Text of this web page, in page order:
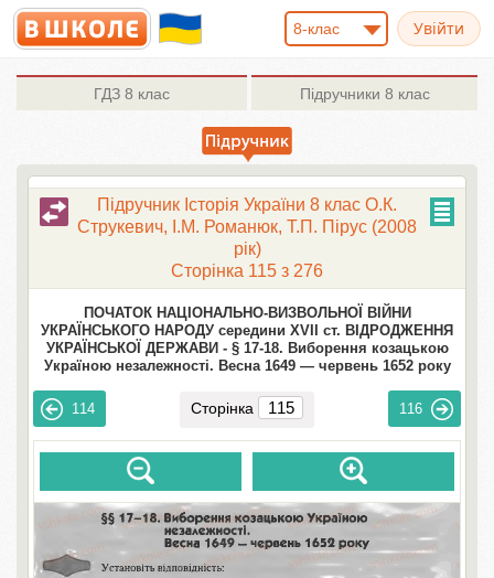
8-клас
ГДЗ 8 клас Підручники 8 клас
Підручник Історія України 8 клас О.К.
Струкевич, І.М. Романюк, Т.П. Пірус (2008
рік)
Сторінка 115 з 276
ПОЧАТОК НАЦІОНАЛЬНО-ВИЗВОЛЬНОЇ ВІЙНИ
УКРАЇНСЬКОГО НАРОДУ середини XVII ст. ВІДРОДЖЕННЯ
УКРАЇНСЬКОЇ ДЕРЖАВИ - § 17-18. Виборення козацькою
Україною незалежності. Весна 1649 — червень 1652 року
114 Сторінка 116